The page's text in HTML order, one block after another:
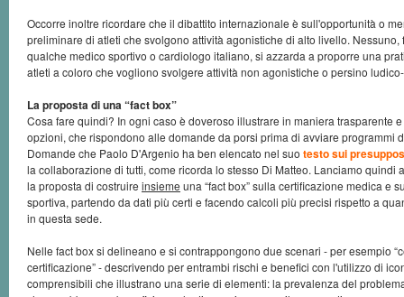
Occorre inoltre ricordare che il dibattito internazionale è sull'opportunità o
preliminare di atleti che svolgono attività agonistiche di alto livello. Nessuno,
qualche medico sportivo o cardiologo italiano, si azzarda a proporre una
atleti a coloro che vogliono svolgere attività non agonistiche o persino
La proposta di una “fact box”
Cosa fare quindi? In ogni caso è doveroso illustrare in maniera trasparente
opzioni, che rispondono alle domande da porsi prima di avviare programmi
Domande che Paolo D'Argenio ha ben elencato nel suo testo sui
la collaborazione di tutti, come ricorda lo stesso Di Matteo. Lanciamo quindi
la proposta di costruire insieme una “fact box” sulla certificazione medica e
sportiva, partendo da dati più certi e facendo calcoli più precisi rispetto a
in questa sede.
Nelle fact box si delineano e si contrappongono due scenari - per esempio
certificazione” - descrivendo per entrambi rischi e benefici con l'utilizzo di
comprensibili che illustrano una serie di elementi: la prevalenza del